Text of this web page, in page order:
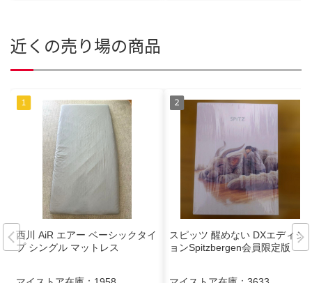
近くの売り場の商品
西川 AiR エアー ベーシックタイ
プ シングル マットレス
スピッツ 醒めない DXエディシ
ョンSpitzbergen会員限定版